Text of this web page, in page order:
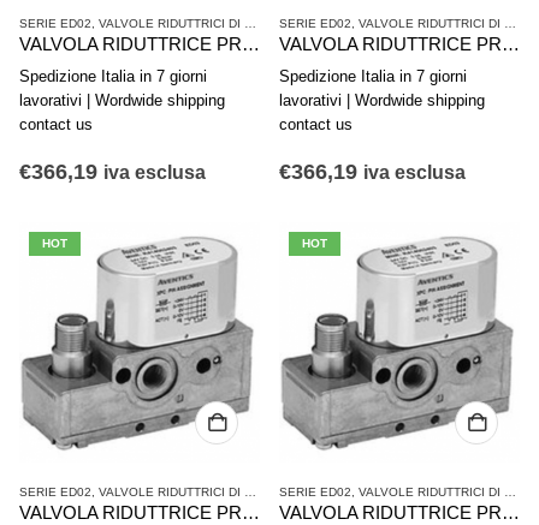
SERIE ED02 VALVOLE RIDUTTRICI DI PRESSIONE ,VALVOLE RIDUTTRICI DI
VALVOLA RIDUTTRICE PRESSIONE AVENTICS serie ED02 R414002403
Spedizione Italia in 7 giorni
lavorativi | Wordwide shipping
contact us
€366,19 iva esclusa
SERIE ED02 VALVOLE RIDUTTRICI DI PRESSIONE
VALVOLA RIDUTTRICE PRESSIONE AVENTICS serie ED02 R414002413
Spedizione Italia in 7 giorni
lavorativi | Wordwide shipping
contact us
€366,19 iva esclusa
HOT
SERIE ED02 VALVOLE RIDUTTRICI DI PRESSIONE ,VALVOLE RIDUTTRICI DI
VALVOLA RIDUTTRICE PRESSIONE AVENTICS serie ED02 R414002412
HOT
SERIE ED02 VALVOLE RIDUTTRICI DI PRESSIONE
VALVOLA RIDUTTRICE PRESSIONE AVENTICS serie ED02 R414002411